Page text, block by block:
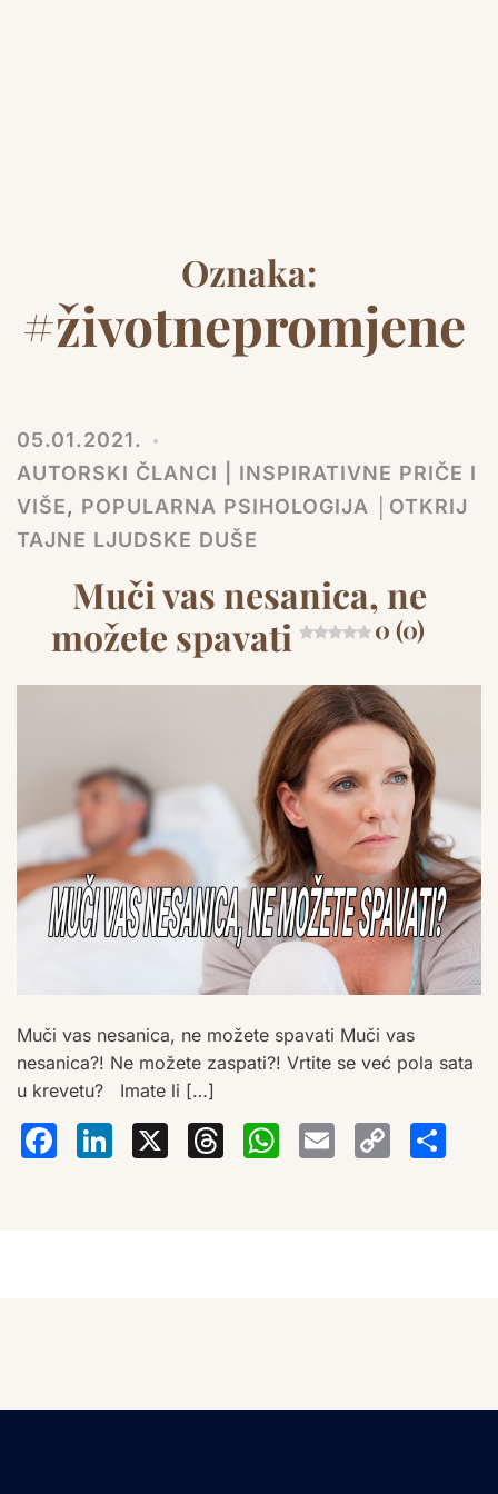
Oznaka:
#životnepromjene
05.01.2021.
AUTORSKI ČLANCI | INSPIRATIVNE PRIČE I
VIŠE, POPULARNA PSIHOLOGIJA │OTKRIJ
TAJNE LJUDSKE DUŠE
Muči vas nesanica, ne
možete spavati
0 (0)
Muči vas nesanica, ne možete spavati Muči vas
nesanica?! Ne možete zaspati?! Vrtite se već pola sata
u krevetu? Imate li […]
Facebook
LinkedIn
X Threads
Email